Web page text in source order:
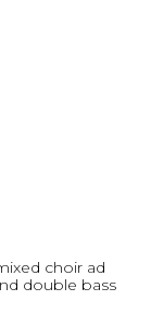
choir ad
double bass